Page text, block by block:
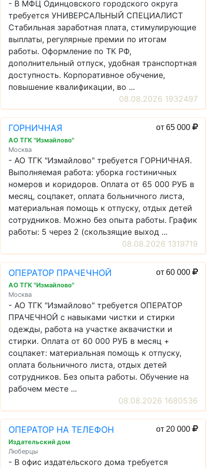
- В МФЦ Одинцовского городского округа
требуется УНИВЕРСАЛЬНЫЙ СПЕЦИАЛИСТ
Стабильная заработная плата, стимулирующие
выплаты, регулярные премии по итогам
работы. Оформление по ТК РФ,
дополнительный отпуск, удобная транспортная
доступность. Корпоративное обучение,
повышение квалификации, во ...
08.08.2026 1932497
ГОРНИЧНАЯ от 65 000
АО ТГК "Измайлово"
Москва
- АО ТГК "Измайлово" требуется ГОРНИЧНАЯ.
Выполняемая работа: уборка гостиничных
номеров и коридоров. Оплата от 65 000 РУБ в
месяц, соцпакет, оплата больничного листа,
материальная помощь к отпуску, отдых детей
сотрудников. Можно без опыта работы. График
работы: 5 через 2 (скользящие выход ...
08.08.2026 1319719
ОПЕРАТОР ПРАЧЕЧНОЙ от 60 000
АО ТГК "Измайлово"
Москва
- АО ТГК "Измайлово" требуется ОПЕРАТОР
ПРАЧЕЧНОЙ с навыками чистки и стирки
одежды, работа на участке аквачистки и
стирки. Оплата от 60 000 РУБ в месяц +
соцпакет: материальная помощь к отпуску,
оплата больничного листа, отдых детей
сотрудников. Без опыта работы. Обучение на
рабочем месте ...
08.08.2026 1680536
ОПЕРАТОР НА ТЕЛЕФОН от 20 000
Издательский дом
Люберцы
- В офис издательского дома требуется